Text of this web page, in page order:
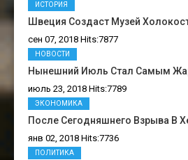
Швеция Создаст Музей
сен 07, 2018 Hits:7877
ИСТОРИЯ
Нынешний Июль Стал Самым
июль 23, 2018 Hits:7789
НОВОСТИ
После Сегодняшнего Взрыва В
янв 02, 2018 Hits:7736
ЭКОНОМИКА
ПОЛИТИКА